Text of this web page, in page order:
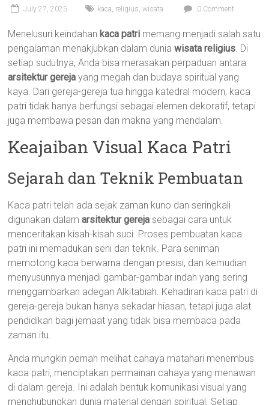
July 27, 2025 kaca, religius,wisata 0 Comment
Menelusuri keindahan kaca patri memang menjadi salah satu
pengalaman menakjubkan dalam duniawisata religius. Di
setiap sudutnya, Anda bisa merasakan perpaduan antara
arsitektur gereja yang megah dan budaya spiritual yang
kaya. Dari gereja-gereja tua hingga katedral modern, kaca
patri tidak hanya berfungsi sebagai elemen dekoratif, tetapi
juga membawa pesan dan makna yang mendalam.
Keajaiban Visual Kaca Patri
Sejarah dan Teknik Pembuatan
Kaca patri telah ada sejak zaman kuno dan seringkali
digunakan dalamarsitektur gereja sebagai cara untuk
menceritakan kisah-kisah suci. Proses pembuatan kaca
patri ini memadukan seni dan teknik. Para seniman
memotong kaca berwarna dengan presisi, dan kemudian
menyusunnya menjadi gambar-gambar indah yang sering
menggambarkan adegan Alkitabiah. Kehadiran kaca patri di
gereja-gereja bukan hanya sekadar hiasan, tetapi juga alat
pendidikan bagi jemaat yang tidak bisa membaca pada
zaman itu.
Anda mungkin pernah melihat cahaya matahari menembus
kaca patri, menciptakan permainan cahaya yang menawan
di dalam gereja. Ini adalah bentuk komunikasi visual yang
menghubungkan dunia material dengan spiritual. Setiap